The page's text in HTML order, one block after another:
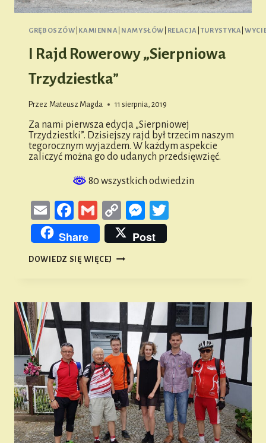
GRĘBOSZÓW KAMIENNA NAMYSŁÓW RELACJA TURYSTYKA |
I Rajd Rowerowy „Sierpniowa
Trzydziestka”
Przez Mateusz Magda 11 sierpnia, 2019
Za nami pierwsza edycja „Sierpniowej
Trzydziestki”. Dzisiejszy rajd był trzecim naszym
tegorocznym wyjazdem. W każdym aspekcie
zaliczyć można go do udanych przedsięwzięć.
80 wszystkich odwiedzin
EmailFacebook
GmailCopy
Link
Messenger
Share Post
DOWIEDZ SIĘ WIĘCEJ